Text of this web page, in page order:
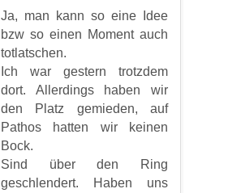
Ja, man kann so eine Idee
bzw so einen Moment auch
totlatschen.
Ich war gestern trotzdem
dort. Allerdings haben wir
den Platz gemieden, auf
Pathos hatten wir keinen
Bock.
Sind über den Ring
geschlendert. Haben uns